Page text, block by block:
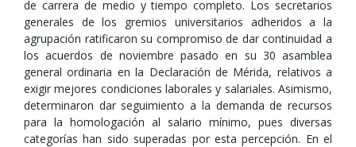
de carrera de medio y tiempo completo. Los secretarios
generales de los gremios universitarios adheridos a la
agrupación ratificaron su compromiso de dar continuidad a
los acuerdos de noviembre pasado en su 30 asamblea
general ordinaria en la Declaración de Mérida, relativos a
exigir mejores condiciones laborales y salariales. Asimismo,
determinaron dar seguimiento a la demanda de recursos
para la homologación al salario mínimo, pues diversas
categorías han sido superadas por esta percepción. En el